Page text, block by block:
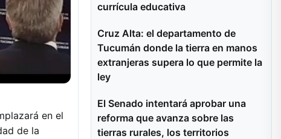
en el
de la
currícula educativa
Cruz Alta: el departamento de
Tucumán donde la tierra en manos
extranjeras supera lo que permite la
ley
El Senado intentará aprobar una
reforma que avanza sobre las
tierras rurales, los territorios